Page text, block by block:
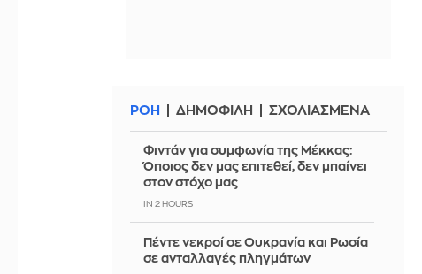
ΡΟΗ ΔΗΜΟΦΙΛΗ ΣΧΟΛΙΑΣΜΕΝΑ
Φιντάν για συμφωνία της Μέκκας:
Όποιος δεν μας επιτεθεί, δεν μπαίνει
στον στόχο μας
IN 2 HOURS
Πέντε νεκροί σε Ουκρανία και Ρωσία
σε ανταλλαγές πληγμάτων